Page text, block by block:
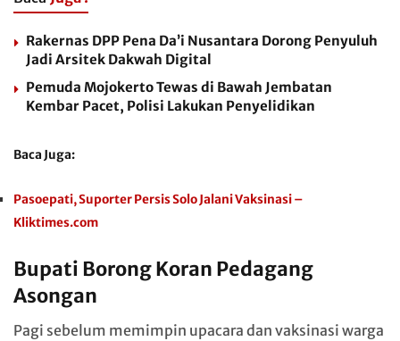
Rakernas DPP Pena Da’i Nusantara Dorong Penyuluh
Jadi Arsitek Dakwah Digital
Pemuda Mojokerto Tewas di Bawah Jembatan
Kembar Pacet, Polisi Lakukan Penyelidikan
Baca Juga:
Pasoepati, Suporter Persis Solo Jalani Vaksinasi –
Kliktimes.com
Bupati Borong Koran Pedagang
Asongan
Pagi sebelum memimpin upacara dan vaksinasi warga